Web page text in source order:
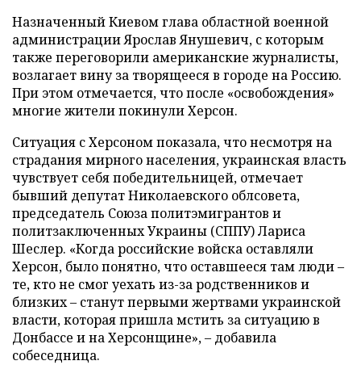
Назначенный Киевом глава областной военной
администрации Ярослав Янушевич, с которым
также переговорили американские журналисты,
возлагает вину за творящееся в городе на Россию.
При этом отмечается, что после «освобождения»
многие жители покинули Херсон.
Ситуация с Херсоном показала, что несмотря на
страдания мирного населения, украинская власть
чувствует себя победительницей, отмечает
бывший депутат Николаевского облсовета,
председатель Союза политэмигрантов и
политзаключенных Украины (СППУ) Лариса
Шеслер. «Когда российские войска оставляли
Херсон, было понятно, что оставшееся там люди –
те, кто не смог уехать из-за родственников и
близких – станут первыми жертвами украинской
власти, которая пришла мстить за ситуацию в
Донбассе и на Херсонщине», – добавила
собеседница.